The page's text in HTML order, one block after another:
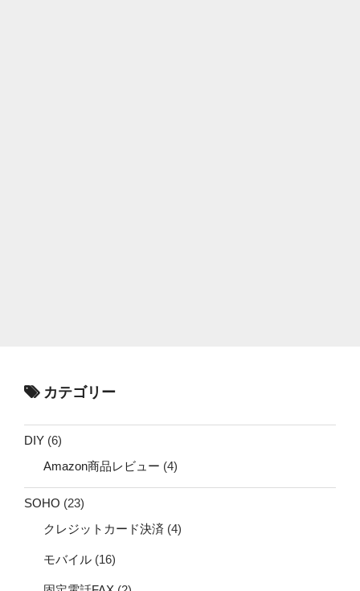
カテゴリー
DIY (6)
Amazon商品レビュー (4)
SOHO (23)
クレジットカード決済 (4)
モバイル (16)